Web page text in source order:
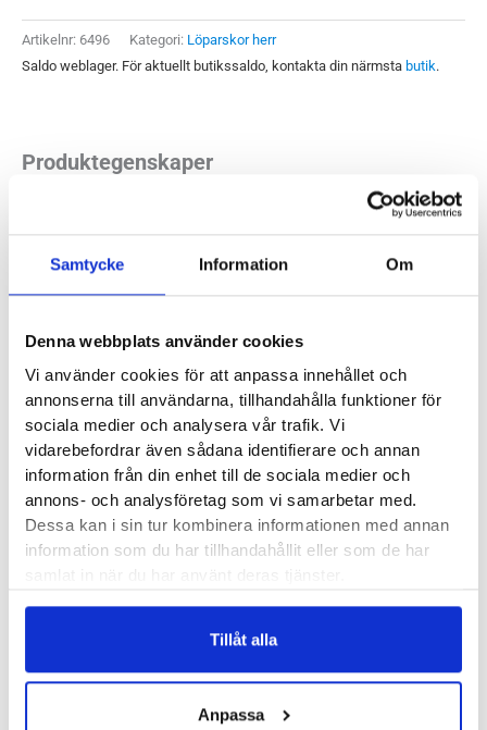
Samtycke Information Om
Denna webbplats använder cookies
Vi använder cookies för att anpassa innehållet och
annonserna till användarna, tillhandahålla funktioner för
sociala medier och analysera vår trafik. Vi
vidarebefordrar även sådana identifierare och annan
information från din enhet till de sociala medier och
annons- och analysföretag som vi samarbetar med.
Dessa kan i sin tur kombinera informationen med annan
information som du har tillhandahållit eller som de har
Tillåt alla
Anpassa
Artikelnr: 6496 Kategori: Löparskor herr
Saldo weblager. För aktuellt butikssaldo, kontakta din närmsta butik.
Produktegenskaper
mycket stötdämpning som ger dig god komfort, effektiv
med miljön i fokus genom att Saucony satsat på återvunnet
garn och växtbaserade färgämnen.
Läst:Normal
Fotvalv:Normala, höga
Vikt:295 g
Höjd:Häl 39 mm – Framfot 29 mm
Stockholm Hornstull,Stockholm Odengatan
Örnsköldsvik,Östersund